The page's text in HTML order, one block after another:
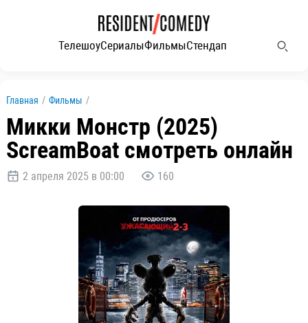
ТелешоуСериалыФильмыСтендап
Главная / Фильмы /
Микки Монстр (2025)
ScreamBoat смотреть онлайн
2 апреля 2025 в 00:00 160